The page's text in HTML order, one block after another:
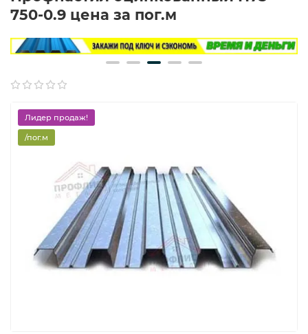
750-0.9 цена за пог.м
Лидер продаж!
/пог.м